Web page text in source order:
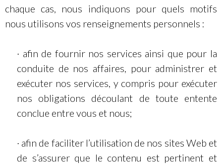
chaque cas, nous indiquons pour quels motifs
nous utilisons vos renseignements personnels :
· afin de fournir nos services ainsi que pour la
conduite de nos affaires, pour administrer et
exécuter nos services, y compris pour exécuter
nos obligations découlant de toute entente
conclue entre vous et nous;
· afin de faciliter l’utilisation de nos sites Web et
de s’assurer que le contenu est pertinent et